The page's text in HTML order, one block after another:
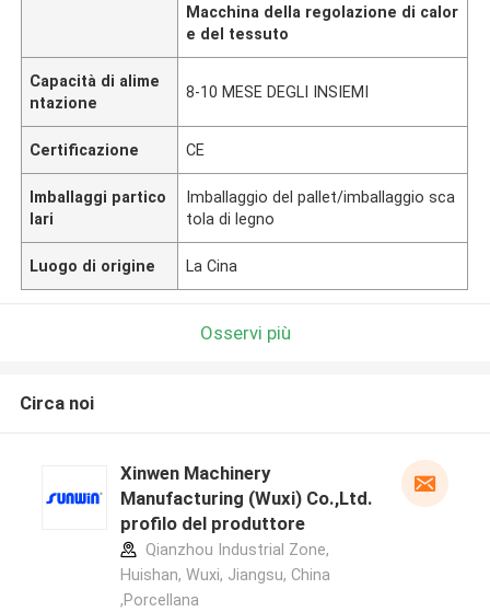
Macchina della regolazione di calor
e del tessuto
Capacità di alime
ntazione
8-10 MESE DEGLI INSIEMI
Certificazione CE
Imballaggi partico
lari
Imballaggio del pallet/imballaggio sca
tola di legno
Luogo di origine La Cina
Osservi più
Circa noi
Xinwen Machinery
Manufacturing (Wuxi) Co.,Ltd.
profilo del produttore
Qianzhou Industrial Zone,
Huishan, Wuxi, Jiangsu, China
,Porcellana